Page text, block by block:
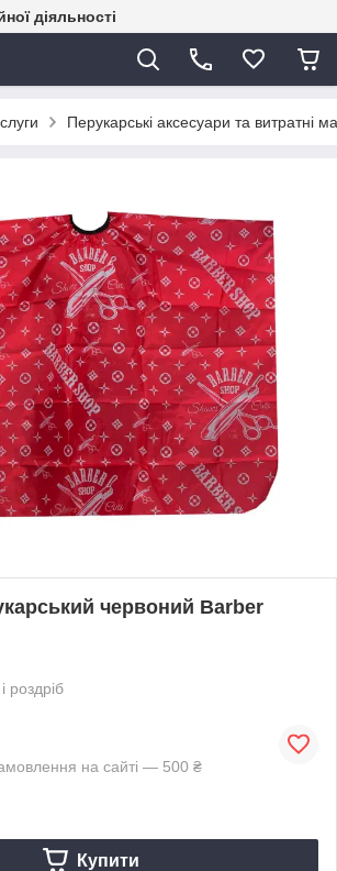
діяльності
Перукарські аксесуари та витратні
червоний Barber
роздріб
на сайті — 500 ₴
Купити